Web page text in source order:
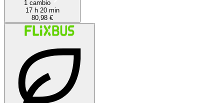
1 cambio
17 h 20 min
80,98 €